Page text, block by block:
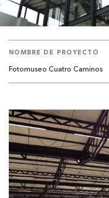
NOMBRE DE PROYECTO
Fotomuseo Cuatro Caminos